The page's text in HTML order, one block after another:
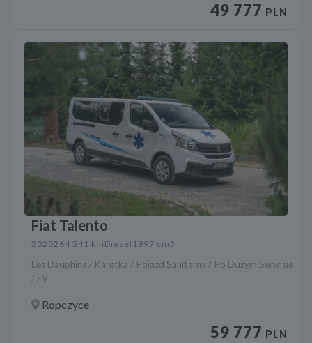
49 777 PLN
Fiat Talento
2020264 541 km Diesel 1997 cm3
Les Dauphins / Karetka / Pojazd Sanitarny / Po Dużym Serwisie
/ FV
Ropczyce
59 777 PLN